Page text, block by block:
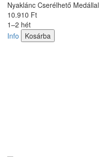
Nyaklánc Cserélhető Medállal
10.910 Ft
1–2 hét
Info
Kosárba